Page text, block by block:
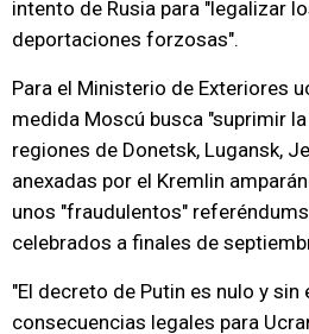
intento de Rusia para "legalizar
deportaciones forzosas".
Para el Ministerio de Exteriores
medida Moscú busca "suprimir
regiones de Donetsk, Lugansk,
anexadas por el Kremlin
unos "fraudulentos"
celebrados a finales de
"El decreto de Putin es nulo y
consecuencias legales para